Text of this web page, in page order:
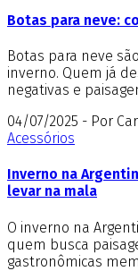
Botas para neve:
Botas para neve
inverno. Quem já
negativas e
04/07/2025 - Por
Acessórios
Inverno na
levar na mala
O inverno na
quem busca
gastronômicas